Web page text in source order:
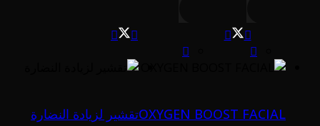
OXYGEN BOOST FACIALتقشير لزيادة النضارة